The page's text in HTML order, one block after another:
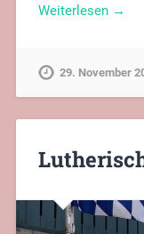
Weiterlesen →
29. November